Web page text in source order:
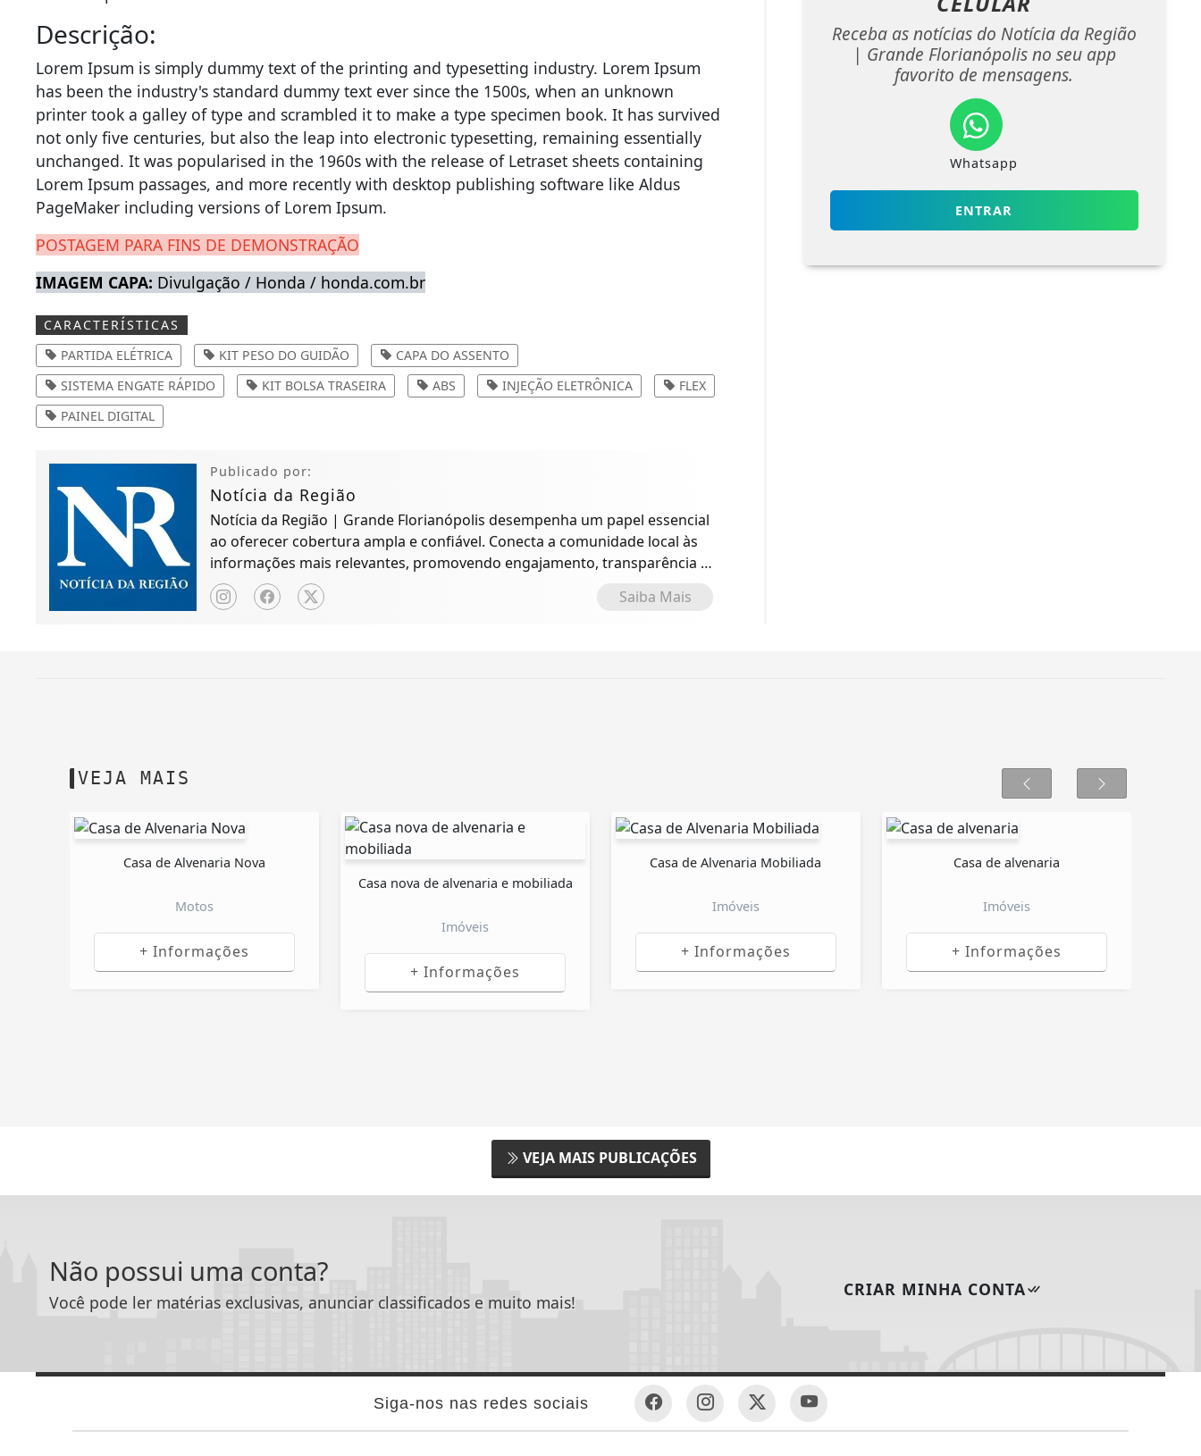
Descrição:
Lorem Ipsum is simply dummy text of the printing and typesetting industry. Lorem Ipsum
has been the industry's standard dummy text ever since the 1500s, when an unknown
printer took a galley of type and scrambled it to make a type specimen book. It has survived
not only five centuries, but also the leap into electronic typesetting, remaining essentially
unchanged. It was popularised in the 1960s with the release of Letraset sheets containing
Lorem Ipsum passages, and more recently with desktop publishing software like Aldus
PageMaker including versions of Lorem Ipsum.
POSTAGEM PARA FINS DE DEMONSTRAÇÃO
IMAGEM CAPA: Divulgação / Honda / honda.com.br
CARACTERÍSTICAS
PARTIDA ELÉTRICA
KIT PESO DO GUIDÃO
CAPA DO ASSENTO
SISTEMA ENGATE RÁPIDO
KIT BOLSA TRASEIRA ABS INJEÇÃO ELETRÔNICA
FLEX
PAINEL DIGITAL
Publicado por:
Notícia da Região
Notícia da Região | Grande Florianópolis desempenha um papel essencial
ao oferecer cobertura ampla e confiável. Conecta a comunidade local às
informações mais relevantes, promovendo engajamento, transparência e
desenvolvimento regional.
Saiba Mais
Receba as notícias do Notícia da Região
| Grande Florianópolis no seu app
favorito de mensagens.
Whatsapp
ENTRAR
VEJA MAIS
Casa de Alvenaria Nova
Motos
+ Informações
Casa nova de alvenaria e mobiliada
Imóveis
+ Informações
Casa de Alvenaria Mobiliada
Imóveis
+ Informações
Casa de alvenaria
Imóveis
+ Informações
R$ 290.000,00
VEJA MAIS PUBLICAÇÕES
CRIAR MINHA CONTA